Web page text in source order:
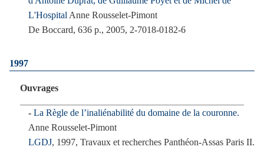
L'Hospital Anne Rousselet-Pimont
De Boccard, 636 p., 2005, 2-7018-0182-6
1997
Ouvrages
La Règle de l’inaliénabilité du domaine de la couronne.
Anne Rousselet-Pimont
LGDJ, 1997, Travaux et recherches Panthéon-Assas Paris II.